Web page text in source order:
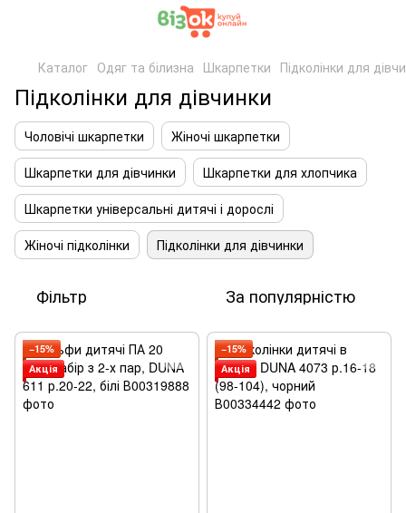
Каталог Одяг та білизна Шкарпетки Підколінки для
Підколінки для дівчинки
Чоловічі шкарпетки
Жіночі шкарпетки
Шкарпетки для дівчинки
Шкарпетки для хлопчика
Шкарпетки універсальні дитячі і дорослі
Жіночі підколінки
Підколінки для дівчинки
Фільтр За популярністю
−15%
Акція
−15%
Акція